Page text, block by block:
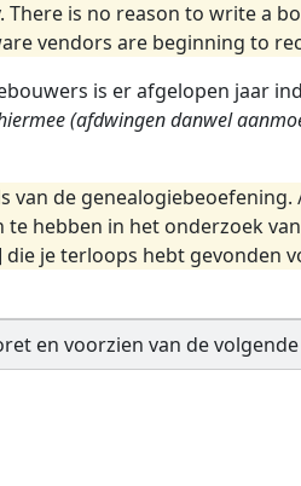
is no reason to write a
vendors are beginning to
is er afgelopen jaar
(afdwingen danwel
de
hebben in het onderzoek
je terloops hebt gevonden
en voorzien van de